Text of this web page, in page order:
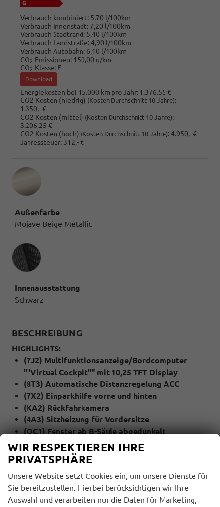
Verbrauch kombiniert: 5,70 l/100km
Verbrauch Innenstadt: 7,20 l/100km
Verbrauch Stadtrand: 5,40 l/100km
Verbrauch Landstraße:4,90 l/100km
Verbrauch Autobahn: 6,10 l/100km
CO2-Emissionen: 150,00 g/km
CO2-Klasse: E
Download
Energiekosten bei 15.000 km pro Jahr: 1.376,55 €
CO2 Kosten (niedrig) (Kosten Durchschnitt 10 Jahre):
1.350,- €
CO2 Kosten (mittel) (Kosten Durchschnitt 10 Jahre):
3.206,25 €
CO2 Kosten (hoch) (Kosten Durchschnitt 10 Jahre):4.950,- €
Jahressteuer: 312,- €
Außenfarbe
Mojave Beige Metallic
Innenausstattung
Innenausstattung
Schwarz
BESCHREIBUNG
HIGHLIGHTS:
(7J2) Multifunktionsanzeige/Bordcomputer
""Virtual Cockpit"" mit 10,25 TFT Display
(8T3) Automatische Distanzregelung ACC
(7X2) Einparkhilfe vorne und hinten
(KA2) Rückfahrkamera
(4A3) Sitzheizung für Vordersitze
(QC1) Fenster ab B-Säule abgedunkelt
(79H) Spurwechselassistent ""Side Assist"" inkl.
""Blind Spot Detection"", Ausparkassistent und
(6I1) Spurhalteassistent ""Lane Assist""
(QR9) Verkehrszeichenerkennung
(4I7) Zentralverriegelung mit Funkklappschlüssel
WIR RESPEKTIEREN IHRE
PRIVATSPHÄRE
Unsere Website setzt Cookies ein, um unsere Dienste für
Sie bereitzustellen. Hierbei berücksichtigen wir Ihre
Auswahl und verarbeiten nur die Daten für Marketing,